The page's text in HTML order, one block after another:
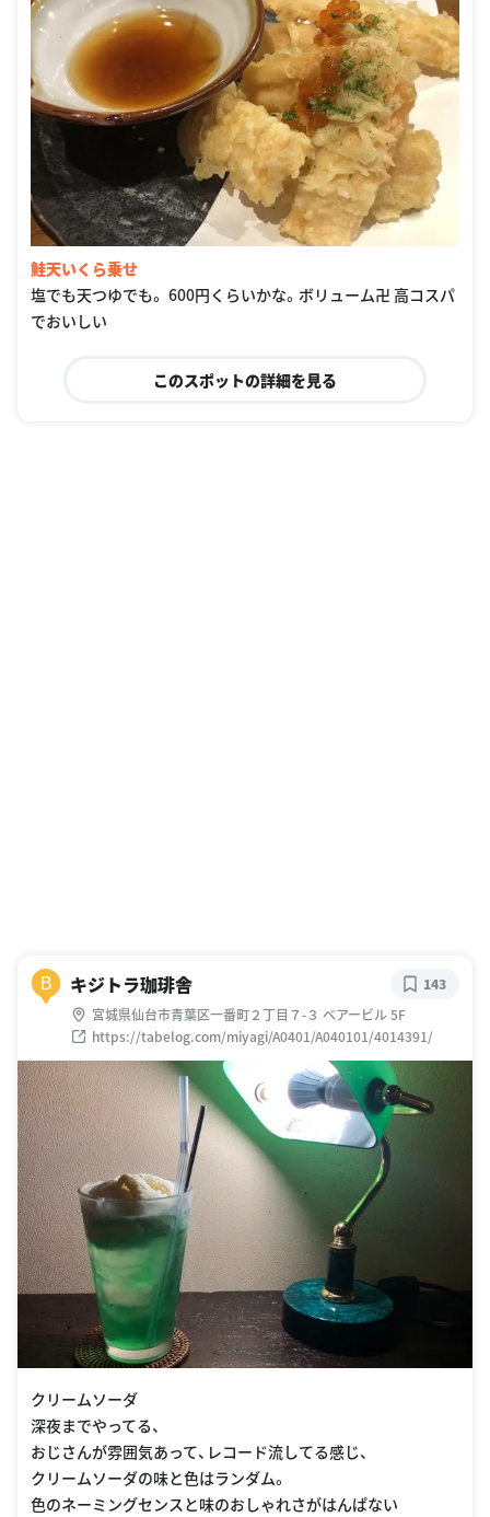
鮭天いくら乗せ
塩でも天つゆでも。 600円くらいかな。ボリューム卍 高コスパ
でおいしい
このスポットの詳細を見る
B キジトラ珈琲舎
宮城県仙台市青葉区一番町２丁目７-３ ベアービル 5F
https://tabelog.com/miyagi/A0401/A040101/4014391/
143
クリームソーダ
深夜までやってる、
おじさんが雰囲気あって、レコード流してる感じ、
クリームソーダの味と色はランダム。
色のネーミングセンスと味のおしゃれさがはんぱない